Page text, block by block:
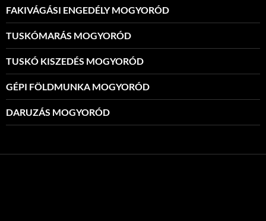
FAKIVÁGÁSI ENGEDÉLY MOGYORÓD
TUSKÓMARÁS MOGYORÓD
TUSKÓ KISZEDÉS MOGYORÓD
GÉPI FÖLDMUNKA MOGYORÓD
DARUZÁS MOGYORÓD